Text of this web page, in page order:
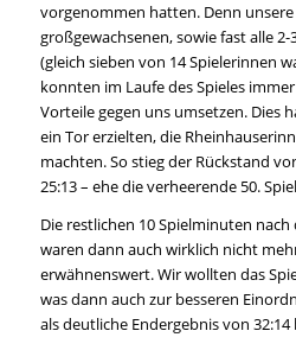
vorgenommen hatten. Denn
großgewachsenen, sowie fast alle
(gleich sieben von 14 Spielerinnen
konnten im Laufe des Spieles
Vorteile gegen uns umsetzen. Dies
ein Tor erzielten, die
machten. So stieg der Rückstand
25:13 – ehe die verheerende 50.
Die restlichen 10 Spielminuten
waren dann auch wirklich nicht
erwähnenswert. Wir wollten das
was dann auch zur besseren
als deutliche Endergebnis von